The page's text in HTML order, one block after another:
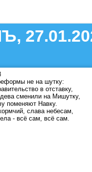
не на шутку:
в отставку,
сменили на Мишутку,
поменяют Навку.
слава небесам,
- всё сам, всё сам.